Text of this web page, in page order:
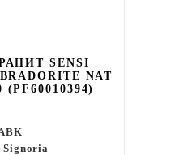
SENSI
NAT
(PF60010394)
Signoria